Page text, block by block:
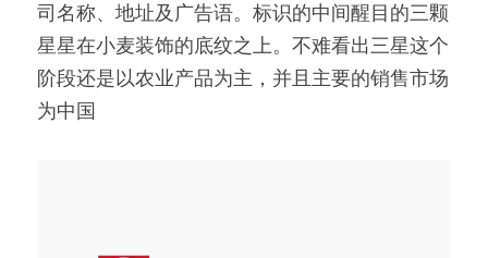
司名称、地址及广告语。标识的中间醒目的三颗
星星在小麦装饰的底纹之上。不难看出三星这个
阶段还是以农业产品为主，并且主要的销售市场
为中国